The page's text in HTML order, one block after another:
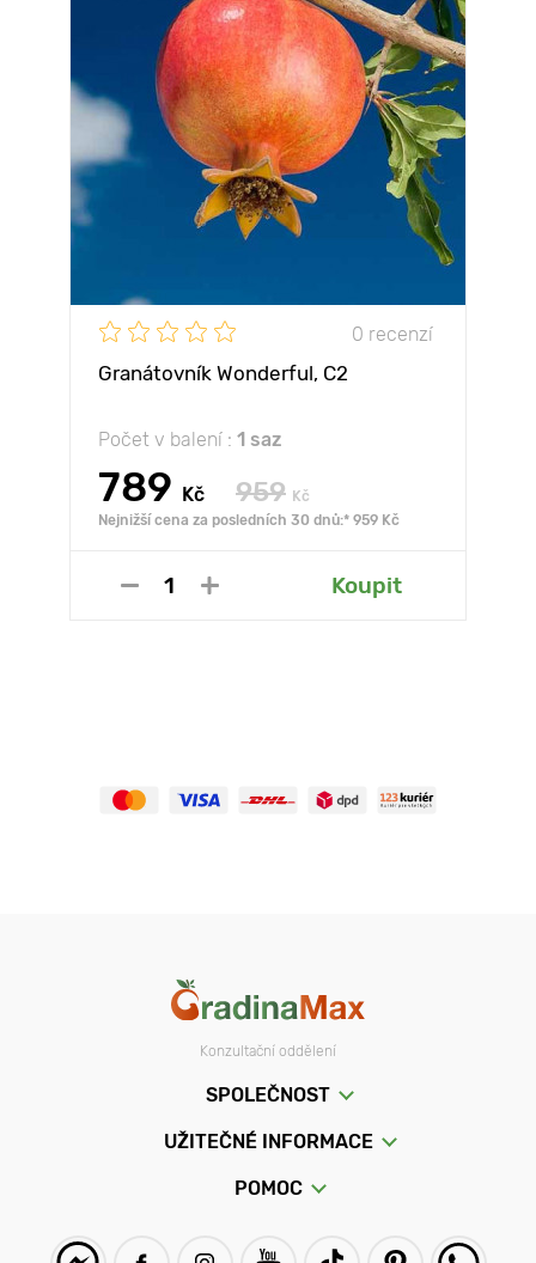
0 recenzí
Granátovník Wonderful, С2
Počet v balení : 1 saz
789 Kč 959 Kč
Nejnižší cena za posledních 30 dnů:* 959 Kč
Koupit
Konzultační oddělení
SPOLEČNOST
UŽITEČNÉ INFORMACE
POMOC